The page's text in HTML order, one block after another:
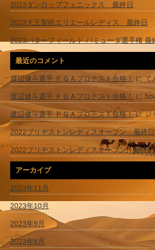
2023ダンロップフェニックス 最終日
2023大王製紙エリエールレディス 最終日
2023バターフィールド バミューダ選手権 最
最近のコメント
渡辺健斗選手 ＰＧＡプロテスト合格！ にて
渡辺健斗選手 ＰＧＡプロテスト合格！ に
渡辺健斗選手 ＰＧＡプロテスト合格！にジ
2022ブリヂストンレディスオープン 最終日
2022ブリヂストンレディスオープン 最終日
アーカイブ
2023年11月
2023年10月
2023年9月
2023年8月